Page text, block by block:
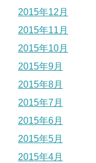
2015年12月
2015年11月
2015年10月
2015年9月
2015年8月
2015年7月
2015年6月
2015年5月
2015年4月